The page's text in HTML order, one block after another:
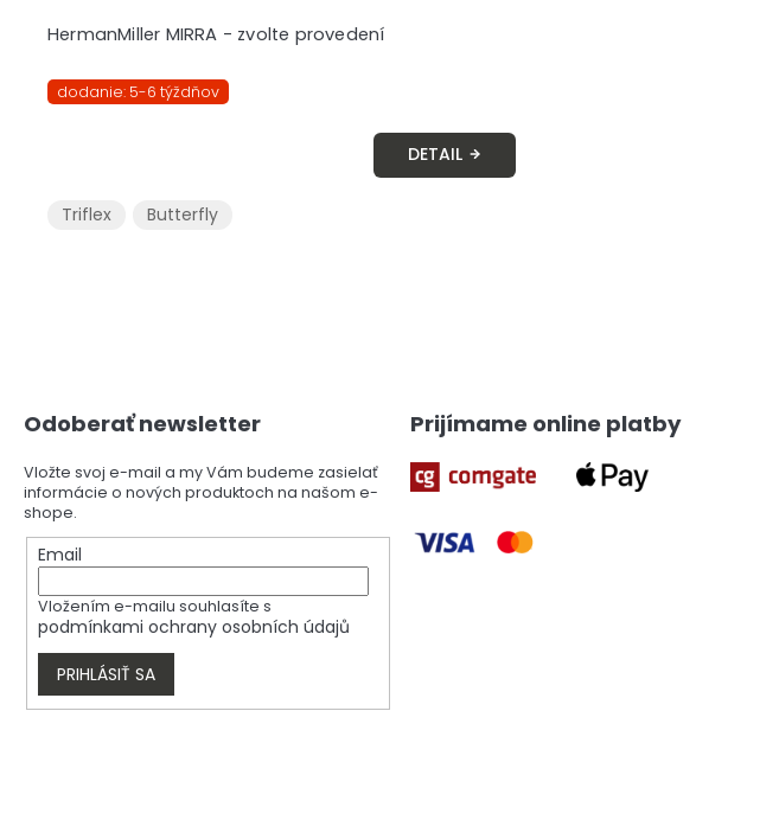
HermanMiller MIRRA - zvolte provedení
dodanie: 5-6 týždňov
DETAIL
Triflex Butterfly
Odoberať newsletter
Vložte svoj e-mail a my Vám budeme zasielať
informácie o nových produktoch na našom e-
shope.
Email
Vložením e-mailu souhlasíte s
podmínkami ochrany osobních údajů
PRIHLÁSIŤ SA
Prijímame online platby